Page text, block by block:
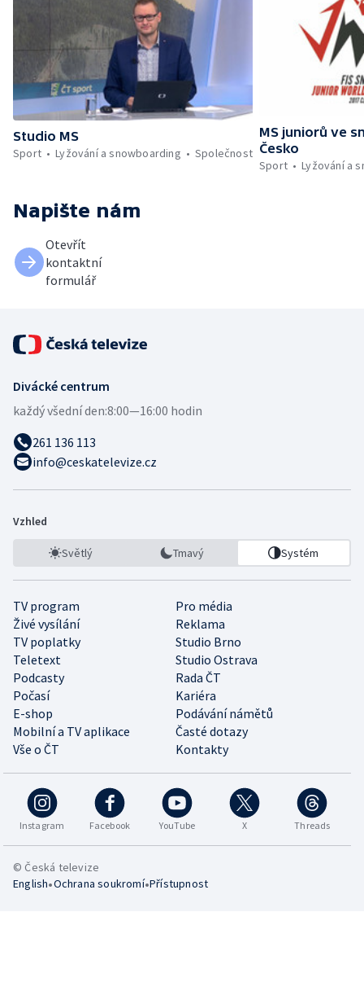
Studio MS
Sport
Lyžování a snowboarding Společnost
MS juniorů ve
Česko
Sport
Lyžování a
Napište nám
Otevřít
kontaktní
formulář
Divácké centrum
každý všední den:8:00—16:00 hodin
261 136 113
info@ceskatelevize.cz
Vzhled
Světlý Tmavý Systém
TV program
Pro média
Živé vysílání
Reklama
TV poplatky
Studio Brno
Teletext
Studio Ostrava
Podcasty
Rada ČT
Počasí
Kariéra
E-shop
Podávání námětů
Mobilní a TV aplikace
Časté dotazy
Vše o ČT
Kontakty
Instagram Facebook YouTube X Threads
© Česká televize
English•Ochrana soukromí•Přístupnost